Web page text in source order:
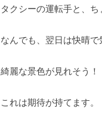
タクシーの運転手と、ち
なんでも、翌日は快晴で
綺麗な景色が見れそう！
これは期待が持てます。